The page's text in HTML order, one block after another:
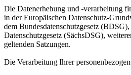
Die Datenerhebung und -verarbeitung
in der Europäischen Datenschutz-
dem Bundesdatenschutzgesetz (BDSG),
Datenschutzgesetz (SächsDSG),
geltenden Satzungen.
Die Verarbeitung Ihrer